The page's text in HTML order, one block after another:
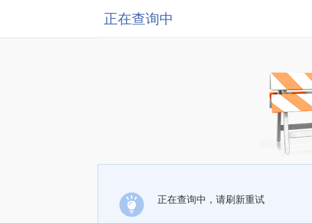
正在查询中
正在查询中，请刷新重试